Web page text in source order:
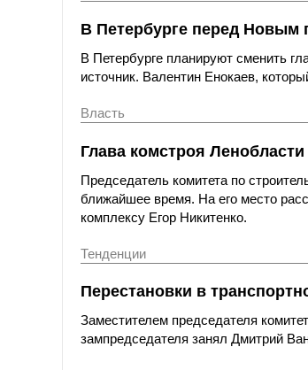
В Петербурге перед Новым
В Петербурге планируют сменить
источник. Валентин Енокаев,
Власть
Глава комстроя
Председатель комитета по
ближайшее время. На его место
комплексу Егор Никитенко.
Тенденции
Перестановки в
Заместителем председателя
зампредседателя занял Дмитрий